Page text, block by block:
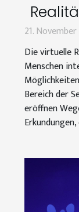
21.
Die virtuelle
Menschen
Bereich der
eröffnen